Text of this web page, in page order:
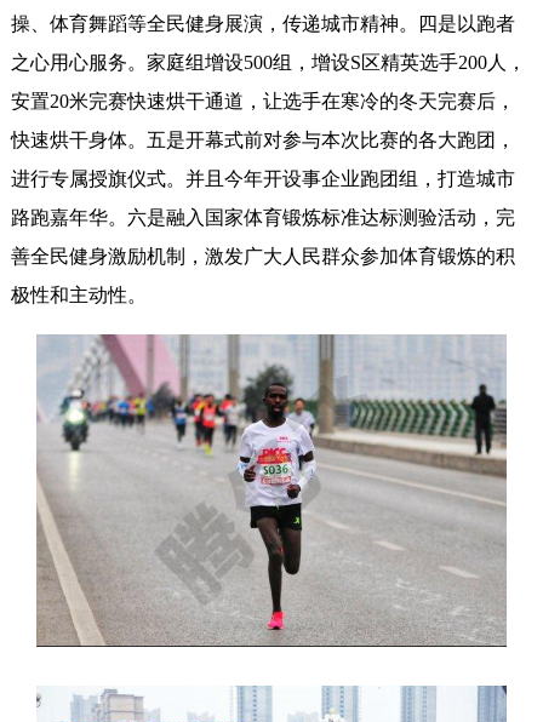
操、体育舞蹈等全民健身展演，传递城市精神。四是以跑者
之心用心服务。家庭组增设500组，增设S区精英选手200人，
安置20米完赛快速烘干通道，让选手在寒冷的冬天完赛后，
快速烘干身体。五是开幕式前对参与本次比赛的各大跑团，
进行专属授旗仪式。并且今年开设事企业跑团组，打造城市
路跑嘉年华。六是融入国家体育锻炼标准达标测验活动，完
善全民健身激励机制，激发广大人民群众参加体育锻炼的积
极性和主动性。